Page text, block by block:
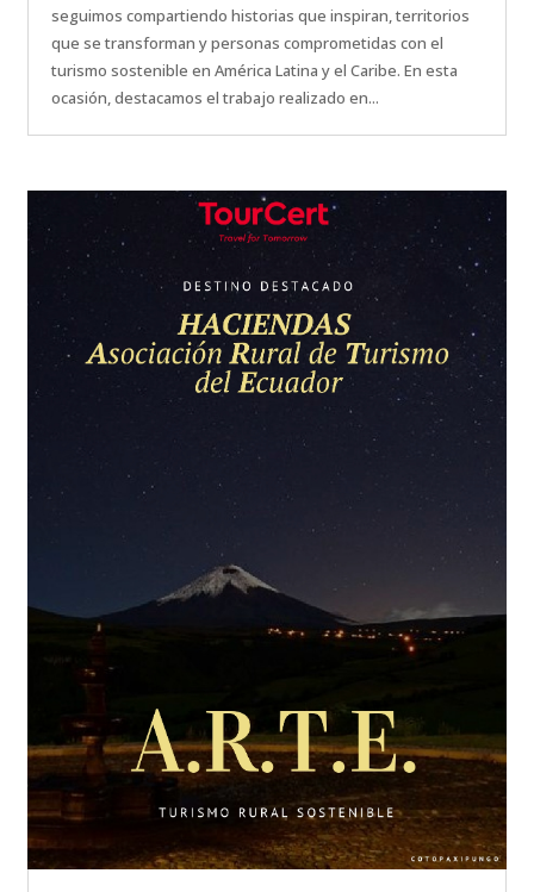
seguimos compartiendo historias que inspiran, territorios
que se transforman y personas comprometidas con el
turismo sostenible en América Latina y el Caribe. En esta
ocasión, destacamos el trabajo realizado en...